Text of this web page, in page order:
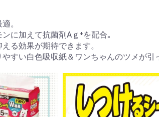
。
に加えて抗菌剤Aｇ⁺を配合｡
る効果が期待できます。
すい白色吸収紙＆ワンちゃんのツメが